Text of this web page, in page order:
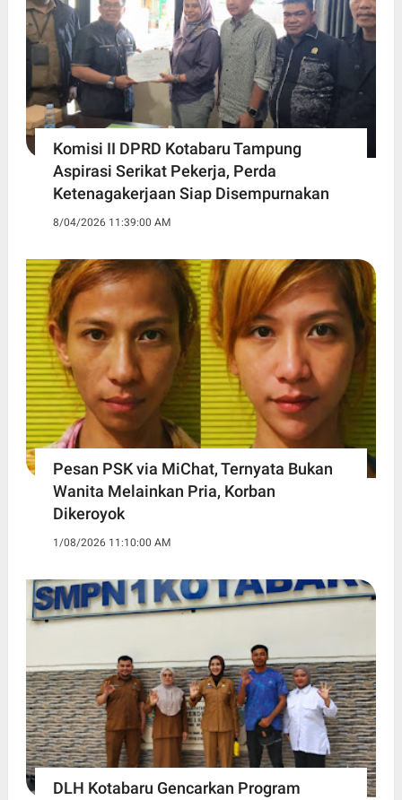
Komisi II DPRD Kotabaru Tampung
Aspirasi Serikat Pekerja, Perda
Ketenagakerjaan Siap Disempurnakan
8/04/2026 11:39:00 AM
Pesan PSK via MiChat, Ternyata Bukan
Wanita Melainkan Pria, Korban
Dikeroyok
1/08/2026 11:10:00 AM
DLH Kotabaru Gencarkan Program